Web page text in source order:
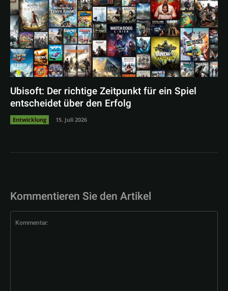
Ubisoft: Der richtige Zeitpunkt für ein Spiel
entscheidet über den Erfolg
Entwicklung 15. Juli 2026
Kommentieren Sie den Artikel